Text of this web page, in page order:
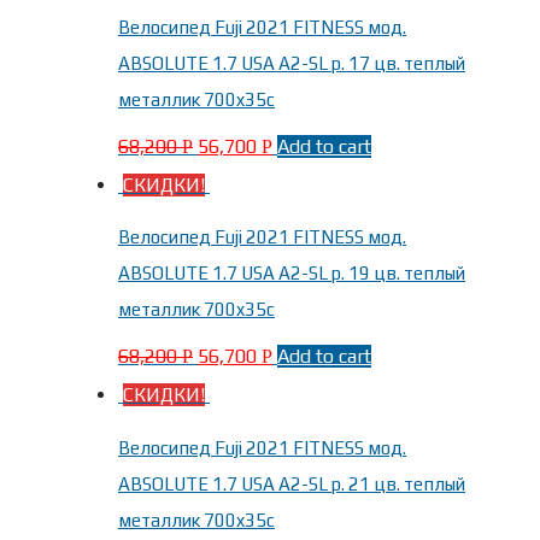
Fuji На рост 160-170 см(3)
Fuji На рост 168-178 см(1)
Fuji На рост 175-185 см
24 дюйма(1)
27,5 дюймов(4)
28 дюймов(1)
29 дюймов(4)
700x30c
700x38c(5)
Бренды-
Fuji(26)
SE-BIKES(1)
Модель
Велосипед Fuji 2021 FITNESS мод.
ABSOLUTE 1.7 USA A2-SL р. 17 цв. теплый
металлик 700x35c
68,200Р 56,700 Р Add to cart
СКИДКИ!
Велосипед Fuji 2021 FITNESS мод.
ABSOLUTE 1.7 USA A2-SL р. 19 цв. теплый
металлик 700x35c
68,200Р 56,700 Р Add to cart
СКИДКИ!
Велосипед Fuji 2021 FITNESS мод.
ABSOLUTE 1.7 USA A2-SL р. 21 цв. теплый
металлик 700x35c